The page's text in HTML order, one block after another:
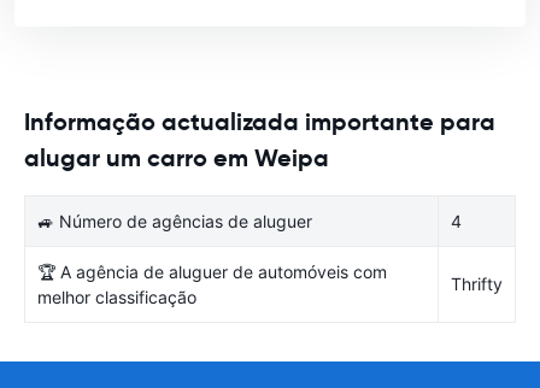
Informação actualizada importante para
alugar um carro em Weipa
🚙 Número de agências de aluguer 4
🏆 A agência de aluguer de automóveis com
melhor classificação
Thrifty